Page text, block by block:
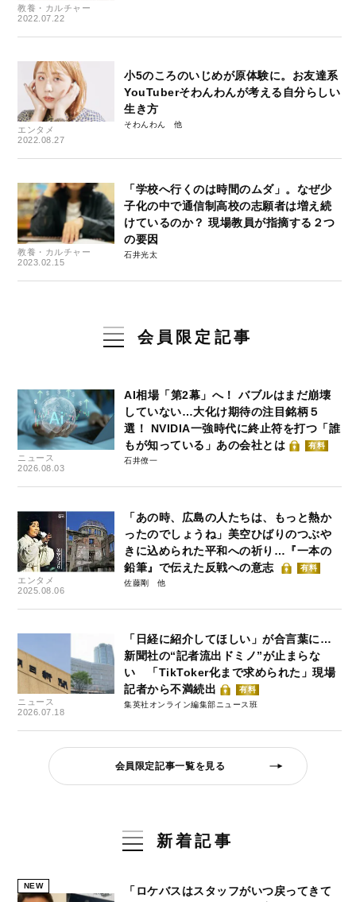
教養・カルチャー
2022.07.22
エンタメ
2022.08.27
小5のころのいじめが原体験に。お友達系
YouTuberそわんわんが考える自分らしい
生き方
そわんわん
教養・カルチャー
2023.02.15
「学校へ行くのは時間のムダ」。なぜ少
子化の中で通信制高校の志願者は増え続
けているのか？ 現場教員が指摘する２つ
の要因
石井光太
会員限定記事
ニュース
2026.08.03
AI相場「第2幕」へ！ バブルはまだ崩壊
していない…大化け期待の注目銘柄５
選！ NVIDIA一強時代に終止符を打つ「誰
もが知っている」あの会社とは
有料
石井僚一
エンタメ
2025.08.06
「あの時、広島の人たちは、もっと熱か
ったのでしょうね」美空ひばりのつぶや
きに込められた平和への祈り…『一本の
鉛筆』で伝えた反戦への意志
有料
佐藤剛
ニュース
2026.07.18
「日経に紹介してほしい」が合言葉に…
新聞社の“記者流出ドミノ”が止まらな
い 「TikToker化まで求められた」現場
記者から不満続出
有料
集英社オンライン編集部ニュース班
会員限定記事一覧を見る
新着記事
NEW
「ロケバスはスタッフがいつ戻ってきて